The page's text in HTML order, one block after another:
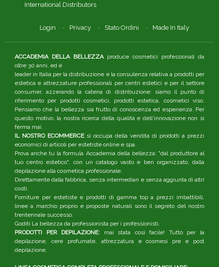
International Distributors
Login Privacy Stato Ordini Made In Italy
ACCADEMIA DELLA BELLEZZAproduce cosmetici professionali da
oltre 30 anni, ed è
leader in Italia per la distribuzione e la consulenza relativa a prodotti per
estetica e attrezzature professionali per centri estetici e per il settore
consumer, azzerando la catena di distribuzione: siamo il punto di
riferimento per prodotti cosmetici, prodotti estetica, cosmetici viso.
Pensiamo che la bellezza sia frutto di conoscenza ed esperienza. Per
questo motivo, la nostra ricerca della qualità e dell'innovazione non si
ferma mai.
IL NOSTRO ECOMMERCEsi occupa della vendita di prodotti a prezzi
economici di articoli per estetiste online e spa.
Prova anche tu la formula Accademia della bellezza: "dal produttore al
tuo centro estetico", con un catalogo vasto e ben organizzato, dalla
depilazione alla cosmetica professionale.
Direttamente dalla fabbrica, senza intermediari e senza aggiunta di altri
costi.
Forniture per estetiste e prodotti di gamma top a prezzi imbattibili,
linee a marchio proprio e proposte naturali sono il segreto del nostro
trentennale successo.
Goditi La bellezza da professionista per i professionisti.
PRODOTTI PER DEPILAZIONE: mai stata così facile! Tutto per la
depilazione, cere profumate, attrezzatura e cosmesi pre e post
depilazione.